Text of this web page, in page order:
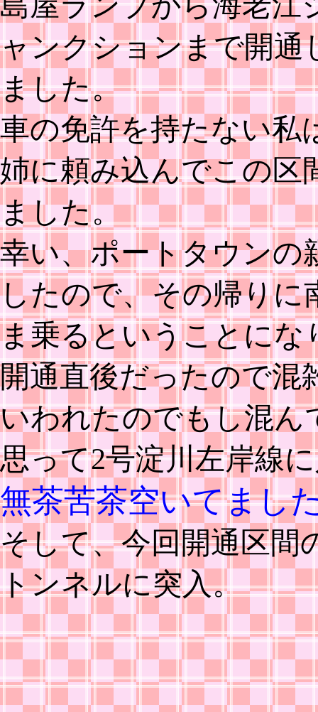
ャンクションまで開通
ました。
車の免許を持たない私
姉に頼み込んでこの区
ました。
幸い、ポートタウンの
したので、その帰りに
ま乗るということにな
開通直後だったので混
いわれたのでもし混
思って2号淀川左岸線
無茶苦茶空いてまし
そして、今回開通区間
トンネルに突入。